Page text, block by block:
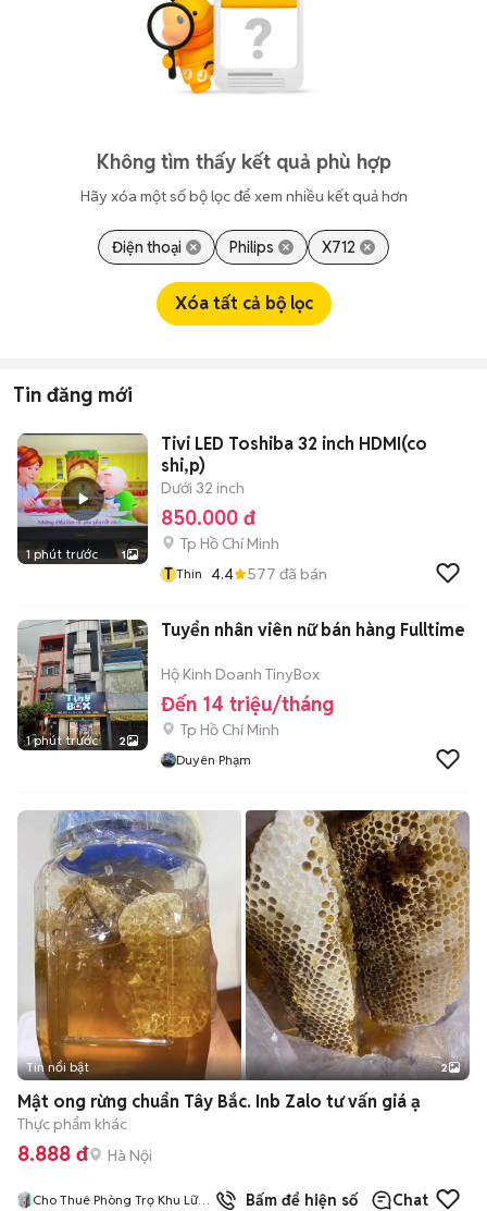
Không tìm thấy kết quả phù hợp
Hãy xóa một số bộ lọc để xem nhiều kết quả hơn
Điện thoại Philips X712
Xóa tất cả bộ lọc
Tin đăng mới
1 phút trước 1
Tivi LED Toshiba 32 inch HDMI(co
shi,p)
Dưới 32 inch
850.000 đ
Tp Hồ Chí Minh
T Thin 4.4 577 đã bán
1 phút trước 2
Tuyển nhân viên nữ bán hàng Fulltime
Hộ Kinh Doanh TinyBox
Đến 14 triệu/tháng
Tp Hồ Chí Minh
Duyên Phạm
Tin nổi bật 2
Mật ong rừng chuẩn Tây Bắc. Inb Zalo tư vấn giá ạ
Thực phẩm khác
8.888 đ Hà Nội
Cho Thuê Phòng Trọ Khu Lữ
2đã bán
Bấm để hiện số Chat